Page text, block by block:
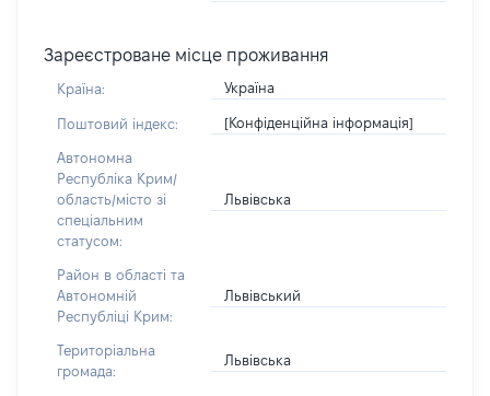
Зареєстроване місце проживання
Країна: Україна
Поштовий індекс: [Конфіденційна інформація]
Автономна
Республіка Крим/
область/місто зі
спеціальним
статусом:
Львівська
Район в області та
Автономній
Республіці Крим:
Львівський
Територіальна
громада:
Львівська